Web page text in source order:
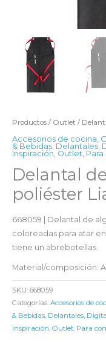
Productos / Outlet /
Accesorios de cocina,
& Bebidas, Delantales,
Inspiración, Outlet,
Delantal
poliéster
668059 | Delantal de
coloreadas para atar
tiene un abrebotellas.
Material/composición:
SKU: 668059
Categorías: Accesorios de
& Bebidas, Delantales,
Inspiración, Outlet, Para